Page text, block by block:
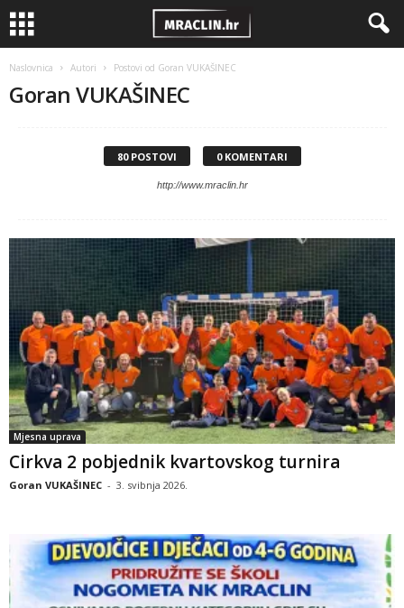
Naslovnica Autori Postovi od Goran VUKAŠINEC
Goran VUKAŠINEC
80 POSTOVI 0 KOMENTARI
http://www.mraclin.hr
Mjesna uprava
Cirkva 2 pobjednik kvartovskog turnira
Goran VUKAŠINEC - 3. svibnja 2026.